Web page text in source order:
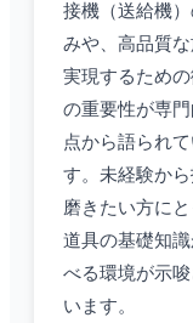
接機（送給機）
みや、高品質
実現するため
の重要性が専門
点から語られて
す。未経験か
磨きたい方にと
道具の基礎知
べる環境が示唆
います。